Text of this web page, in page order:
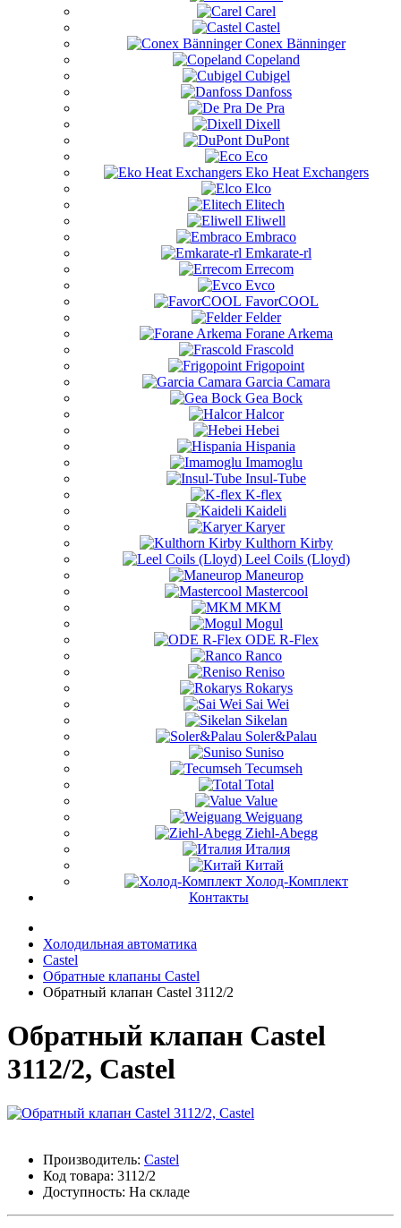
Carel
Castel
Conex Bänninger
Copeland
Cubigel
Danfoss
De Pra
Dixell
DuPont
Eco
Eko Heat Exchangers
Elco
Elitech
Eliwell
Embraco
Emkarate-rl
Errecom
Evco
FavorCOOL
Felder
Forane Arkema
Frascold
Frigopoint
Garcia Camara
Gea Bock
Halcor
Hebei
Hispania
Imamoglu
Insul-Tube
K-flex
Kaideli
Karyer
Kulthorn Kirby
Leel Coils (Lloyd)
Maneurop
Mastercool
MKM
Mogul
ODE R-Flex
Ranco
Reniso
Rokarys
Sai Wei
Sikelan
Soler&Palau
Suniso
Tecumseh
Total
Value
Weiguang
Ziehl-Abegg
Италия
Китай
Холод-Комплект
Контакты
Холодильная автоматика
Castel
Обратные клапаны Castel
Обратный клапан Castel 3112/2
Обратный клапан Castel
3112/2, Castel
Производитель: Castel
Код товара: 3112/2
Доступность: На складе